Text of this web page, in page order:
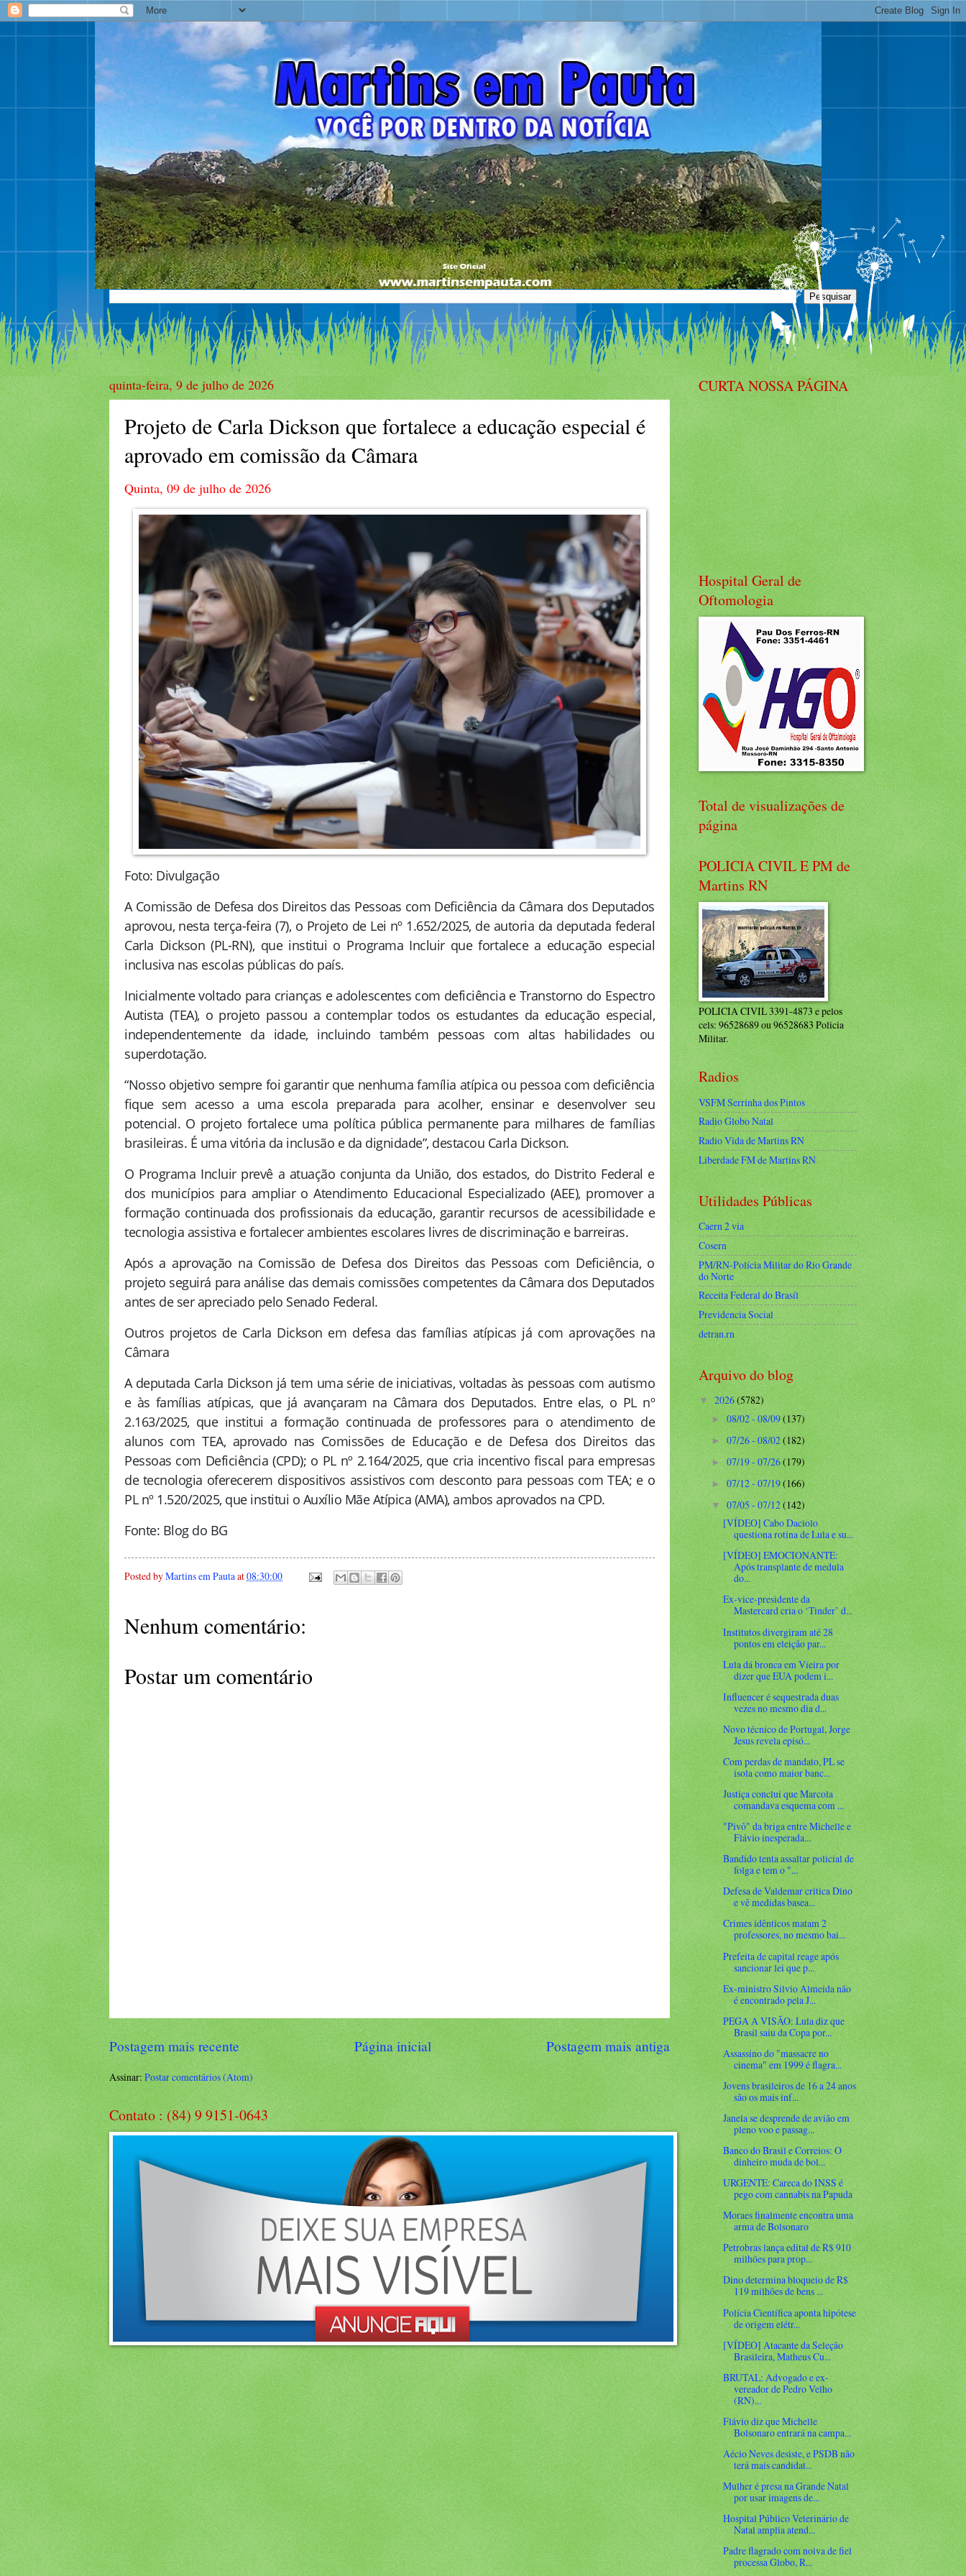
quinta-feira, 9 de julho de 2026
Projeto de Carla Dickson que fortalece a educação especial é
aprovado em comissão da Câmara
Quinta, 09 de julho de 2026
Foto: Divulgação
A Comissão de Defesa dos Direitos das Pessoas com Deficiência da Câmara dos Deputados
aprovou, nesta terça-feira (7), o Projeto de Lei nº 1.652/2025, de autoria da deputada federal
Carla Dickson (PL-RN), que institui o Programa Incluir que fortalece a educação especial
inclusiva nas escolas públicas do país.
Inicialmente voltado para crianças e adolescentes com deficiência e Transtorno do Espectro
Autista (TEA), o projeto passou a contemplar todos os estudantes da educação especial,
independentemente da idade, incluindo também pessoas com altas habilidades ou
superdotação.
“Nosso objetivo sempre foi garantir que nenhuma família atípica ou pessoa com deficiência
fique sem acesso a uma escola preparada para acolher, ensinar e desenvolver seu
potencial. O projeto fortalece uma política pública permanente para milhares de famílias
brasileiras. É uma vitória da inclusão e da dignidade”, destacou Carla Dickson.
O Programa Incluir prevê a atuação conjunta da União, dos estados, do Distrito Federal e
dos municípios para ampliar o Atendimento Educacional Especializado (AEE), promover a
formação continuada dos profissionais da educação, garantir recursos de acessibilidade e
tecnologia assistiva e fortalecer ambientes escolares livres de discriminação e barreiras.
Após a aprovação na Comissão de Defesa dos Direitos das Pessoas com Deficiência, o
projeto seguirá para análise das demais comissões competentes da Câmara dos Deputados
antes de ser apreciado pelo Senado Federal.
Outros projetos de Carla Dickson em defesa das famílias atípicas já com aprovações na
Câmara
A deputada Carla Dickson já tem uma série de iniciativas, voltadas às pessoas com autismo
e às famílias atípicas, que já avançaram na Câmara dos Deputados. Entre elas, o PL nº
2.163/2025, que institui a formação continuada de professores para o atendimento de
alunos com TEA, aprovado nas Comissões de Educação e de Defesa dos Direitos das
Pessoas com Deficiência (CPD); o PL nº 2.164/2025, que cria incentivo fiscal para empresas
de tecnologia oferecerem dispositivos assistivos com desconto para pessoas com TEA; e o
PL nº 1.520/2025, que institui o Auxílio Mãe Atípica (AMA), ambos aprovados na CPD.
Fonte: Blog do BG
Posted byMartins em Pauta at08:30:00
Nenhum comentário:
Postar um comentário
Postagem mais recente Postagem mais antiga
Página inicial
Assinar:Postar comentários (Atom)
Contato : (84) 9 9151-0643
CURTA NOSSA PÁGINA
Hospital Geral de
Oftomologia
Total de visualizações de
página
POLICIA CIVIL E PM de
Martins RN
POLICIA CIVIL 3391-4873 e pelos
cels: 96528689 ou 96528683 Policia
Militar.
Radios
VSFM Serrinha dos Pintos
Radio Globo Natal
Radio Vida de Martins RN
Liberdade FM de Martins RN
Utilidades Públicas
Caern 2 via
Cosern
PM/RN-Polícia Militar do Rio Grande
do Norte
Receita Federal do Brasíl
Previdencia Social
detran.rn
Arquivo do blog
▼ 2026(5782)
►08/02 - 08/09(137)
►07/26 - 08/02(182)
►07/19 - 07/26(179)
►07/12 - 07/19(166)
▼07/05 - 07/12(142)
[VÍDEO] Cabo Daciolo
questiona rotina de Lula e su...
[VÍDEO] EMOCIONANTE:
Após transplante de medula
do...
Ex-vice-presidente da
Mastercard cria o ‘Tinder’ d...
Institutos divergiram até 28
pontos em eleição par...
Lula dá bronca em Vieira por
dizer que EUA podem i...
Influencer é sequestrada duas
vezes no mesmo dia d...
Novo técnico de Portugal, Jorge
Jesus revela episó...
Com perdas de mandato, PL se
isola como maior banc...
Justiça conclui que Marcola
comandava esquema com ...
"Pivô" da briga entre Michelle e
Flávio inesperada...
Bandido tenta assaltar policial de
folga e tem o "...
Defesa de Valdemar critica Dino
e vê medidas basea...
Crimes idênticos matam 2
professores, no mesmo bai...
Prefeita de capital reage após
sancionar lei que p...
Ex-ministro Silvio Almeida não
é encontrado pela J...
PEGA A VISÃO: Lula diz que
Brasil saiu da Copa por...
Assassino do "massacre no
cinema" em 1999 é flagra...
Jovens brasileiros de 16 a 24 anos
são os mais inf...
Janela se desprende de avião em
pleno voo e passag...
Banco do Brasil e Correios: O
dinheiro muda de bol...
URGENTE: Careca do INSS é
pego com cannabis na Papuda
Moraes finalmente encontra uma
arma de Bolsonaro
Petrobras lança edital de R$ 910
milhões para prop...
Dino determina bloqueio de R$
119 milhões de bens ...
Polícia Científica aponta hipótese
de origem elétr...
[VÍDEO] Atacante da Seleção
Brasileira, Matheus Cu...
BRUTAL: Advogado e ex-
vereador de Pedro Velho
(RN)...
Flávio diz que Michelle
Bolsonaro entrará na campa...
Aécio Neves desiste, e PSDB não
terá mais candidat...
Mulher é presa na Grande Natal
por usar imagens de...
Hospital Público Veterinário de
Natal amplia atend...
Padre flagrado com noiva de fiel
processa Globo, R...